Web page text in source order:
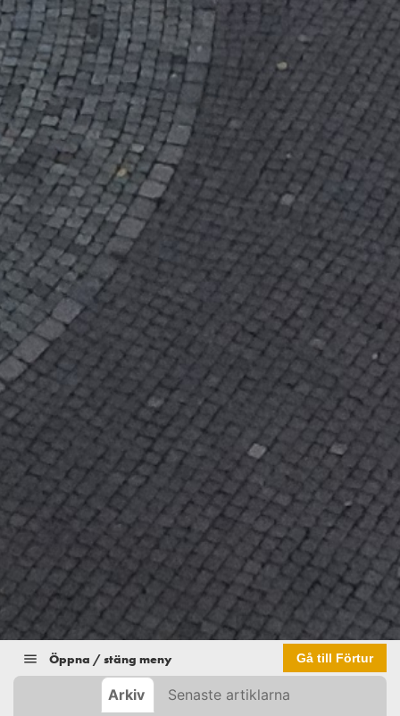
Öppna / stäng meny Gå till Förtur
Arkiv Senaste artiklarna